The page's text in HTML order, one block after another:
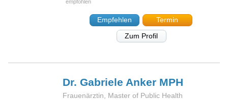
Empfehlen
Termin
Zum Profil
Dr. Gabriele Anker MPH
Frauenärztin, Master of Public Health